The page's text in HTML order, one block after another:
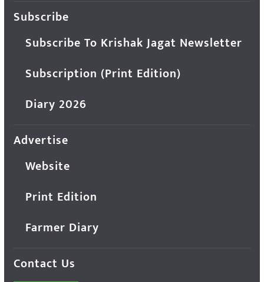
Subscribe
Subscribe To Krishak Jagat Newsletter
Subscription (Print Edition)
Diary 2026
Advertise
Website
Print Edition
Farmer Diary
Contact Us